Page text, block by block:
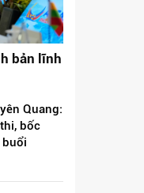
bản lĩnh
Quang:
bốc